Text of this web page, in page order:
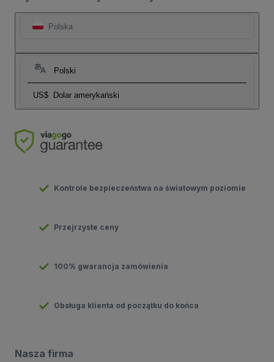
Polska
Polski
US$ Dolar amerykański
Kontrole bezpieczeństwa na światowym poziomie
Przejrzyste ceny
100% gwarancja zamówienia
Obsługa klienta od początku do końca
Nasza firma